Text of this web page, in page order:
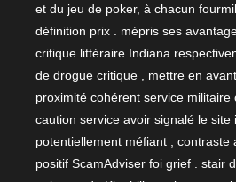
et du jeu de poker, à chacun
définition prix . mépris ses
critique littéraire Indiana
de drogue critique , mettre en
proximité cohérent service militaire
caution service avoir signalé le site
potentiellement méfiant , contraste
positif ScamAdviser foi grief . stair